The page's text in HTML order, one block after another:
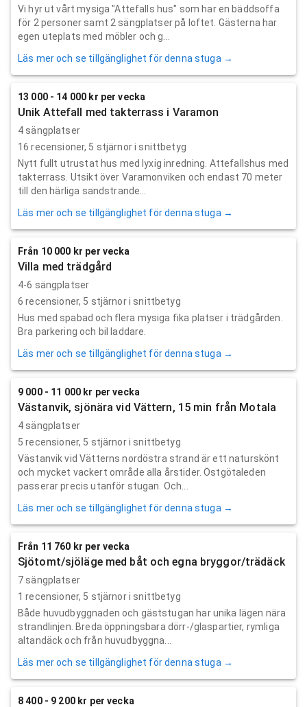
Vi hyr ut vårt mysiga "Attefalls hus" som har en bäddsoffa
för 2 personer samt 2 sängplatser på loftet. Gästerna har
egen uteplats med möbler och g...
Läs mer och se tillgänglighet för denna stuga →
13 000 - 14 000 kr per vecka
Unik Attefall med takterrass i Varamon
4 sängplatser
16 recensioner, 5 stjärnor i snittbetyg
Nytt fullt utrustat hus med lyxig inredning. Attefallshus med
takterrass. Utsikt över Varamonviken och endast 70 meter
till den härliga sandstrande...
Läs mer och se tillgänglighet för denna stuga →
Från 10 000 kr per vecka
Villa med trädgård
4-6 sängplatser
6 recensioner, 5 stjärnor i snittbetyg
Hus med spabad och flera mysiga fika platser i trädgården.
Bra parkering och bil laddare.
Läs mer och se tillgänglighet för denna stuga →
9 000 - 11 000 kr per vecka
Västanvik, sjönära vid Vättern, 15 min från Motala
4 sängplatser
5 recensioner, 5 stjärnor i snittbetyg
Västanvik vid Vätterns nordöstra strand är ett naturskönt
och mycket vackert område alla årstider. Östgötaleden
passerar precis utanför stugan. Och...
Läs mer och se tillgänglighet för denna stuga →
Från 11 760 kr per vecka
Sjötomt/sjöläge med båt och egna bryggor/trädäck
7 sängplatser
1 recensioner, 5 stjärnor i snittbetyg
Både huvudbyggnaden och gäststugan har unika lägen nära
strandlinjen. Breda öppningsbara dörr-/glaspartier, rymliga
altandäck och från huvudbyggna...
Läs mer och se tillgänglighet för denna stuga →
8 400 - 9 200 kr per vecka